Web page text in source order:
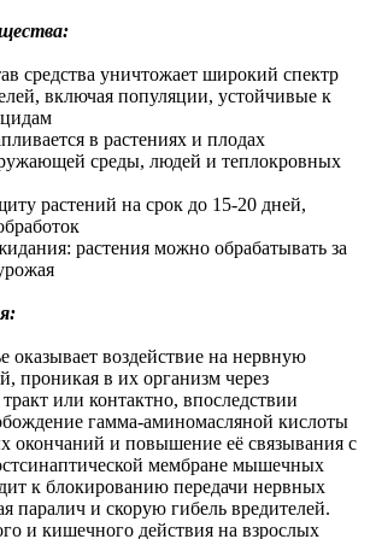
средства уничтожает широкий спектр
включая популяции, устойчивые к
в растениях и плодах
среды, людей и теплокровных
растений на срок до 15-20 дней,
растения можно обрабатывать за
оказывает воздействие на нервную
проникая в их организм через
или контактно, впоследствии
гамма-аминомасляной кислоты
и повышение её связывания с
мембране мышечных
к блокированию передачи нервных
паралич и скорую гибель вредителей.
и кишечного действия на взрослых